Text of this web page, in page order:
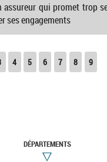
assureur qui promet trop
ses engagements
4 5 6 7 8 9
DÉPARTEMENTS